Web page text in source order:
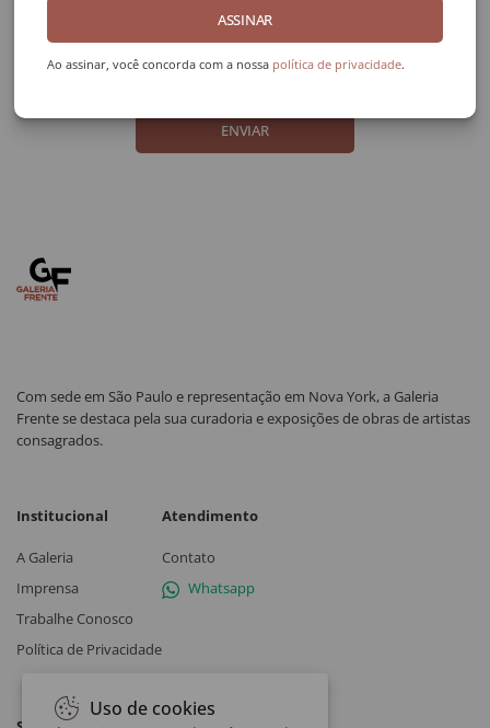
ASSINAR
Ao assinar, você concorda com a nossa política de privacidade.
Nome Completo
ENVIAR
Com sede em São Paulo e representação em Nova York, a Galeria
Frente se destaca pela sua curadoria e exposições de obras de artistas
consagrados.
Institucional
A Galeria
Imprensa
Trabalhe Conosco
Política de Privacidade
Atendimento
Contato
Whatsapp
Uso de cookies